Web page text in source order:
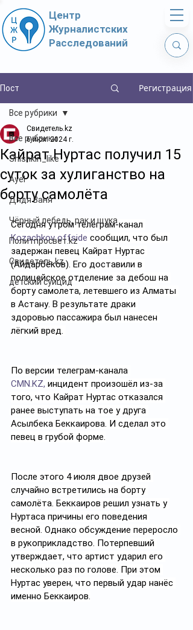
Центр
Журналистских
Расследований
Пост Регистрация
Все рубрики
Shishkin_like
Ayel
Дядя Ваня
Чёрный лебедь, рак и щука
Политпросвет.kz
Свидетель.kz
детский суицид
Все рубрики
Кайрат Нуртас получил 15
суток за хулиганство на
борту самолёта
Свидетель.kz
6 июл. 2024 г.
Сегодня утром телеграм-канал
Kozachkov offside сообщил, что был
задержан певец Кайрат Нуртас
(Айдарбеков). Его доставили в
полицейское отделение за дебош на
борту самолета, летевшего из Алматы
в Астану. В результате драки
здоровью пассажира был нанесен
лёгкий вред.
По версии телеграм-канала
CMN.KZ, инцидент произошёл из-за
того, что Кайрат Нуртас отказался
ранее выступать на тое у друга
Асылбека Беккаирова. И сделал это
певец в грубой форме.
После этого 4 июля двое друзей
случайно встретились на борту
самолёта. Беккаиров решил узнать у
Нуртаса причины его поведения
весной. Однако обсуждение переросло
в рукоприкладство. Потерпевший
утверждает, что артист ударил его
несколько раз по голове. При этом
Нуртас уверен, что первый удар нанёс
именно Беккаиров.